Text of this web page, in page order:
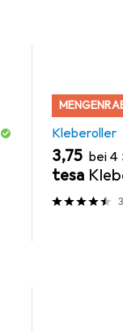
Kleberoller
EUR
3,75 bei 4
tesa